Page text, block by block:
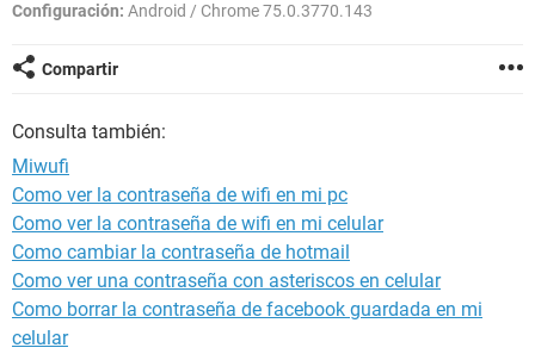
Configuración: Android / Chrome 75.0.3770.143
Compartir
Consulta también:
Miwufi
Como ver la contraseña de wifi en mi pc
Como ver la contraseña de wifi en mi celular
Como cambiar la contraseña de hotmail
Como ver una contraseña con asteriscos en celular
Como borrar la contraseña de facebook guardada en mi
celular